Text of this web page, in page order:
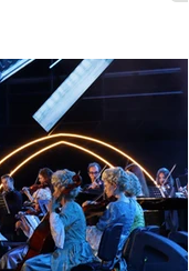
la foule attirée et entraînée
comprenant notamment les
de bonheur et les
"Ya Loumima"
toute l'ambivalence de
à une performance